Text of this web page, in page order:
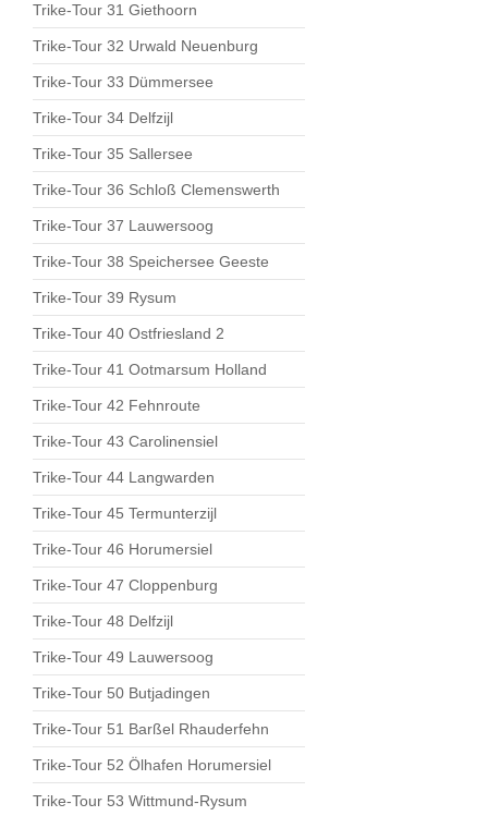
Trike-Tour 31 Giethoorn
Trike-Tour 32 Urwald Neuenburg
Trike-Tour 33 Dümmersee
Trike-Tour 34 Delfzijl
Trike-Tour 35 Sallersee
Trike-Tour 36 Schloß Clemenswerth
Trike-Tour 37 Lauwersoog
Trike-Tour 38 Speichersee Geeste
Trike-Tour 39 Rysum
Trike-Tour 40 Ostfriesland 2
Trike-Tour 41 Ootmarsum Holland
Trike-Tour 42 Fehnroute
Trike-Tour 43 Carolinensiel
Trike-Tour 44 Langwarden
Trike-Tour 45 Termunterzijl
Trike-Tour 46 Horumersiel
Trike-Tour 47 Cloppenburg
Trike-Tour 48 Delfzijl
Trike-Tour 49 Lauwersoog
Trike-Tour 50 Butjadingen
Trike-Tour 51 Barßel Rhauderfehn
Trike-Tour 52 Ölhafen Horumersiel
Trike-Tour 53 Wittmund-Rysum